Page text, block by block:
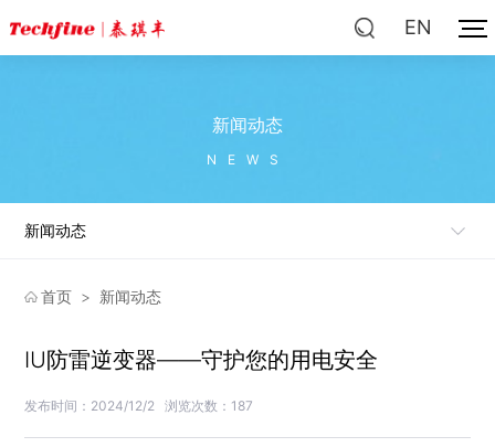
EN
新闻动态
NEWS
新闻动态
首页 > 新闻动态
IU防雷逆变器——守护您的用电安全
发布时间：2024/12/2 浏览次数：187